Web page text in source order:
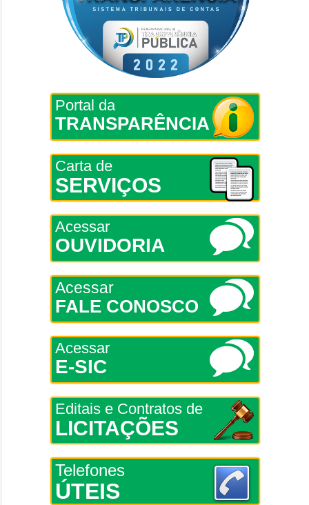
Portal da
TRANSPARÊNCIA
Carta de
SERVIÇOS
Acessar
OUVIDORIA
Acessar
FALE CONOSCO
Acessar
E-SIC
Editais e Contratos de
LICITAÇÕES
Telefones
ÚTEIS